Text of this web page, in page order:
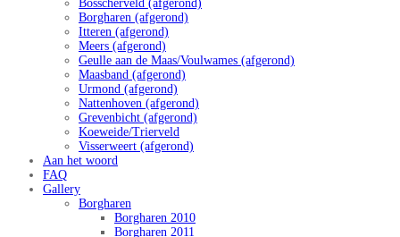
Bosscherveld (afgerond)
Borgharen (afgerond)
Itteren (afgerond)
Meers (afgerond)
Geulle aan de Maas/Voulwames (afgerond)
Maasband (afgerond)
Urmond (afgerond)
Nattenhoven (afgerond)
Grevenbicht (afgerond)
Koeweide/Trierveld
Visserweert (afgerond)
Aan het woord
FAQ
Gallery
Borgharen
Borgharen 2010
Borgharen 2011